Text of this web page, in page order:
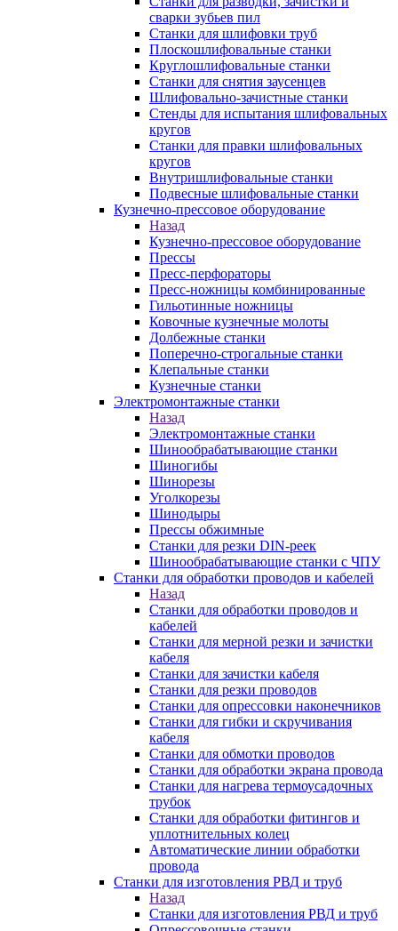
сварки зубьев пил
Станки для шлифовки труб
Плоскошлифовальные станки
Круглошлифовальные станки
Станки для снятия заусенцев
Шлифовально-зачистные станки
Стенды для испытания шлифовальных
кругов
Станки для правки шлифовальных
кругов
Внутришлифовальные станки
Подвесные шлифовальные станки
Кузнечно-прессовое оборудование
Назад
Кузнечно-прессовое оборудование
Прессы
Пресс-перфораторы
Пресс-ножницы комбинированные
Гильотинные ножницы
Ковочные кузнечные молоты
Долбежные станки
Поперечно-строгальные станки
Клепальные станки
Кузнечные станки
Электромонтажные станки
Назад
Электромонтажные станки
Шинообрабатывающие станки
Шиногибы
Шинорезы
Уголкорезы
Шинодыры
Прессы обжимные
Станки для резки DIN-реек
Шинообрабатывающие станки с ЧПУ
Станки для обработки проводов и кабелей
Назад
Станки для обработки проводов и
кабелей
Станки для мерной резки и зачистки
кабеля
Станки для зачистки кабеля
Станки для резки проводов
Станки для опрессовки наконечников
Станки для гибки и скручивания
кабеля
Станки для обмотки проводов
Станки для обработки экрана провода
Станки для нагрева термоусадочных
трубок
Станки для обработки фитингов и
уплотнительных колец
Автоматические линии обработки
провода
Станки для изготовления РВД и труб
Назад
Станки для изготовления РВД и труб